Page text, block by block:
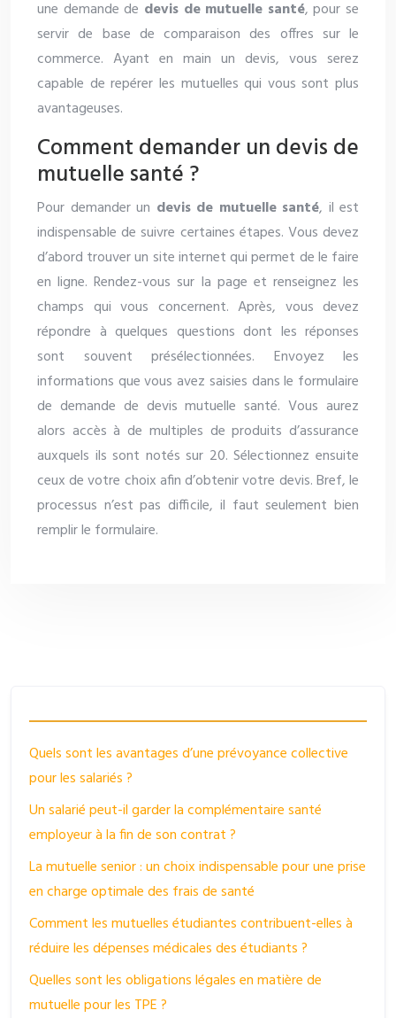
une demande de devis de mutuelle santé, pour se
servir de base de comparaison des offres sur le
commerce. Ayant en main un devis, vous serez
capable de repérer les mutuelles qui vous sont plus
avantageuses.
Comment demander un devis de
mutuelle santé ?
Pour demander un devis de mutuelle santé, il est
indispensable de suivre certaines étapes. Vous devez
d’abord trouver un site internet qui permet de le faire
en ligne. Rendez-vous sur la page et renseignez les
champs qui vous concernent. Après, vous devez
répondre à quelques questions dont les réponses
sont souvent présélectionnées. Envoyez les
informations que vous avez saisies dans le formulaire
de demande de devis mutuelle santé. Vous aurez
alors accès à de multiples de produits d’assurance
auxquels ils sont notés sur 20. Sélectionnez ensuite
ceux de votre choix afin d’obtenir votre devis. Bref, le
processus n’est pas difficile, il faut seulement bien
remplir le formulaire.
Quels sont les avantages d’une prévoyance collective
pour les salariés ?
Un salarié peut-il garder la complémentaire santé
employeur à la fin de son contrat ?
La mutuelle senior : un choix indispensable pour une prise
en charge optimale des frais de santé
Comment les mutuelles étudiantes contribuent-elles à
réduire les dépenses médicales des étudiants ?
Quelles sont les obligations légales en matière de
mutuelle pour les TPE ?